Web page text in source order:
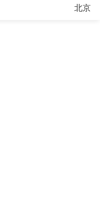
北京